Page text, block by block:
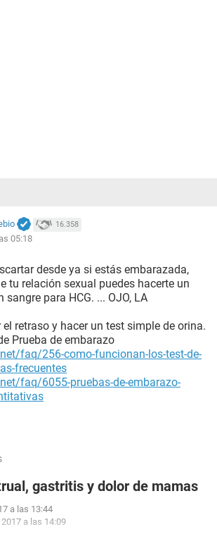
16.358
05:18
desde ya si estás embarazada,
tu relación sexual puedes hacerte un
para HCG. ... OJO, LA
retraso y hacer un test simple de orina.
Prueba de embarazo
faq/256-como-funcionan-los-test-de-
frecuentes
faq/6055-pruebas-de-embarazo-
gastritis y dolor de mamas
a las 13:44
a las 14:09